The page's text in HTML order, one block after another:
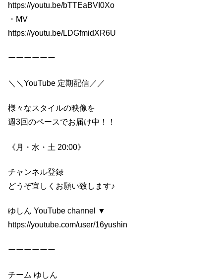
https://youtu.be/bTTEaBVI0Xo
・MV
https://youtu.be/LDGfmidXR6U
ーーーーーー
＼＼YouTube 定期配信／／
様々なスタイルの映像を
週3回のペースでお届け中！！
《月・水・土 20:00》
チャンネル登録
どうぞ宜しくお願い致します♪
ゆしん YouTube channel ▼
https://youtube.com/user/16yushin
ーーーーーー
チーム ゆしん